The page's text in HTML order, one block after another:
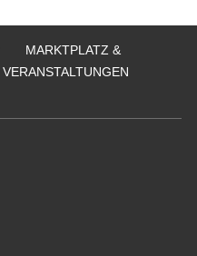
MARKTPLATZ &
VERANSTALTUNGEN